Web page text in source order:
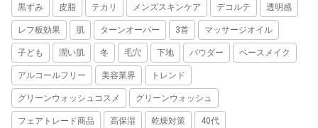
黒ずみ 皮脂 テカリ メンズスキンケア デコルテ 透明感
レフ板効果 肌 ターンオーバー 3首 マッサージオイル
子ども 潤い肌 冬 毛穴 下地 パウダー ベースメイク
アルコールフリー 美容業界 トレンド
グリーンウォッシュコスメ グリーンウォッシュ
フェアトレード商品 高保湿 乾燥対策 40代